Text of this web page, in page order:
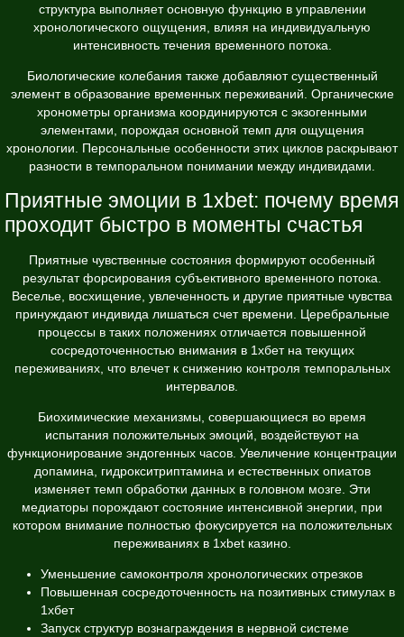
структура выполняет основную функцию в управлении
хронологического ощущения, влияя на индивидуальную
интенсивность течения временного потока.
Биологические колебания также добавляют существенный
элемент в образование временных переживаний. Органические
хронометры организма координируются с экзогенными
элементами, порождая основной темп для ощущения
хронологии. Персональные особенности этих циклов раскрывают
разности в темпоральном понимании между индивидами.
Приятные эмоции в 1xbet: почему время
проходит быстро в моменты счастья
Приятные чувственные состояния формируют особенный
результат форсирования субъективного временного потока.
Веселье, восхищение, увлеченность и другие приятные чувства
принуждают индивида лишаться счет времени. Церебральные
процессы в таких положениях отличается повышенной
сосредоточенностью внимания в 1хбет на текущих
переживаниях, что влечет к снижению контроля темпоральных
интервалов.
Биохимические механизмы, совершающиеся во время
испытания положительных эмоций, воздействуют на
функционирование эндогенных часов. Увеличение концентрации
допамина, гидрокситриптамина и естественных опиатов
изменяет темп обработки данных в головном мозге. Эти
медиаторы порождают состояние интенсивной энергии, при
котором внимание полностью фокусируется на положительных
переживаниях в 1xbet казино.
Уменьшение самоконтроля хронологических отрезков
Повышенная сосредоточенность на позитивных стимулах в
1хбет
Запуск структур вознаграждения в нервной системе